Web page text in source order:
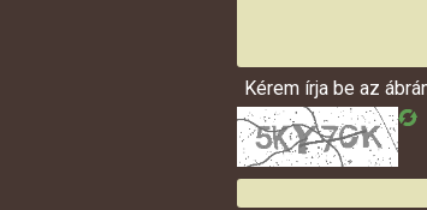
Kérem írja be az